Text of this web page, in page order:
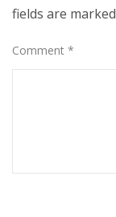
fields are marked
Comment *